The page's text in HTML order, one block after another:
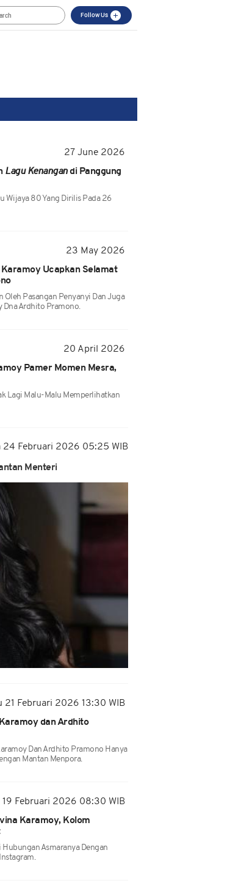
Follow Us
27 June 2026
Lagu Kenangandi Panggung
Wijaya 80 Yang Dirilis Pada 26
23 May 2026
Ucapkan Selamat
Oleh Pasangan Penyanyi Dan Juga
Dna Ardhito Pramono.
20 April 2026
Pamer Momen Mesra,
Lagi Malu-Malu Memperlihatkan
24 Februari 2026 05:25 WIB
Menteri
21 Februari 2026 13:30 WIB
dan Ardhito
Dan Ardhito Pramono Hanya
Mantan Menpora.
19 Februari 2026 08:30 WIB
Karamoy, Kolom
Asmaranya Dengan